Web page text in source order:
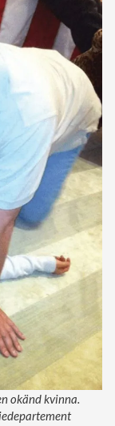
okänd kvinna.